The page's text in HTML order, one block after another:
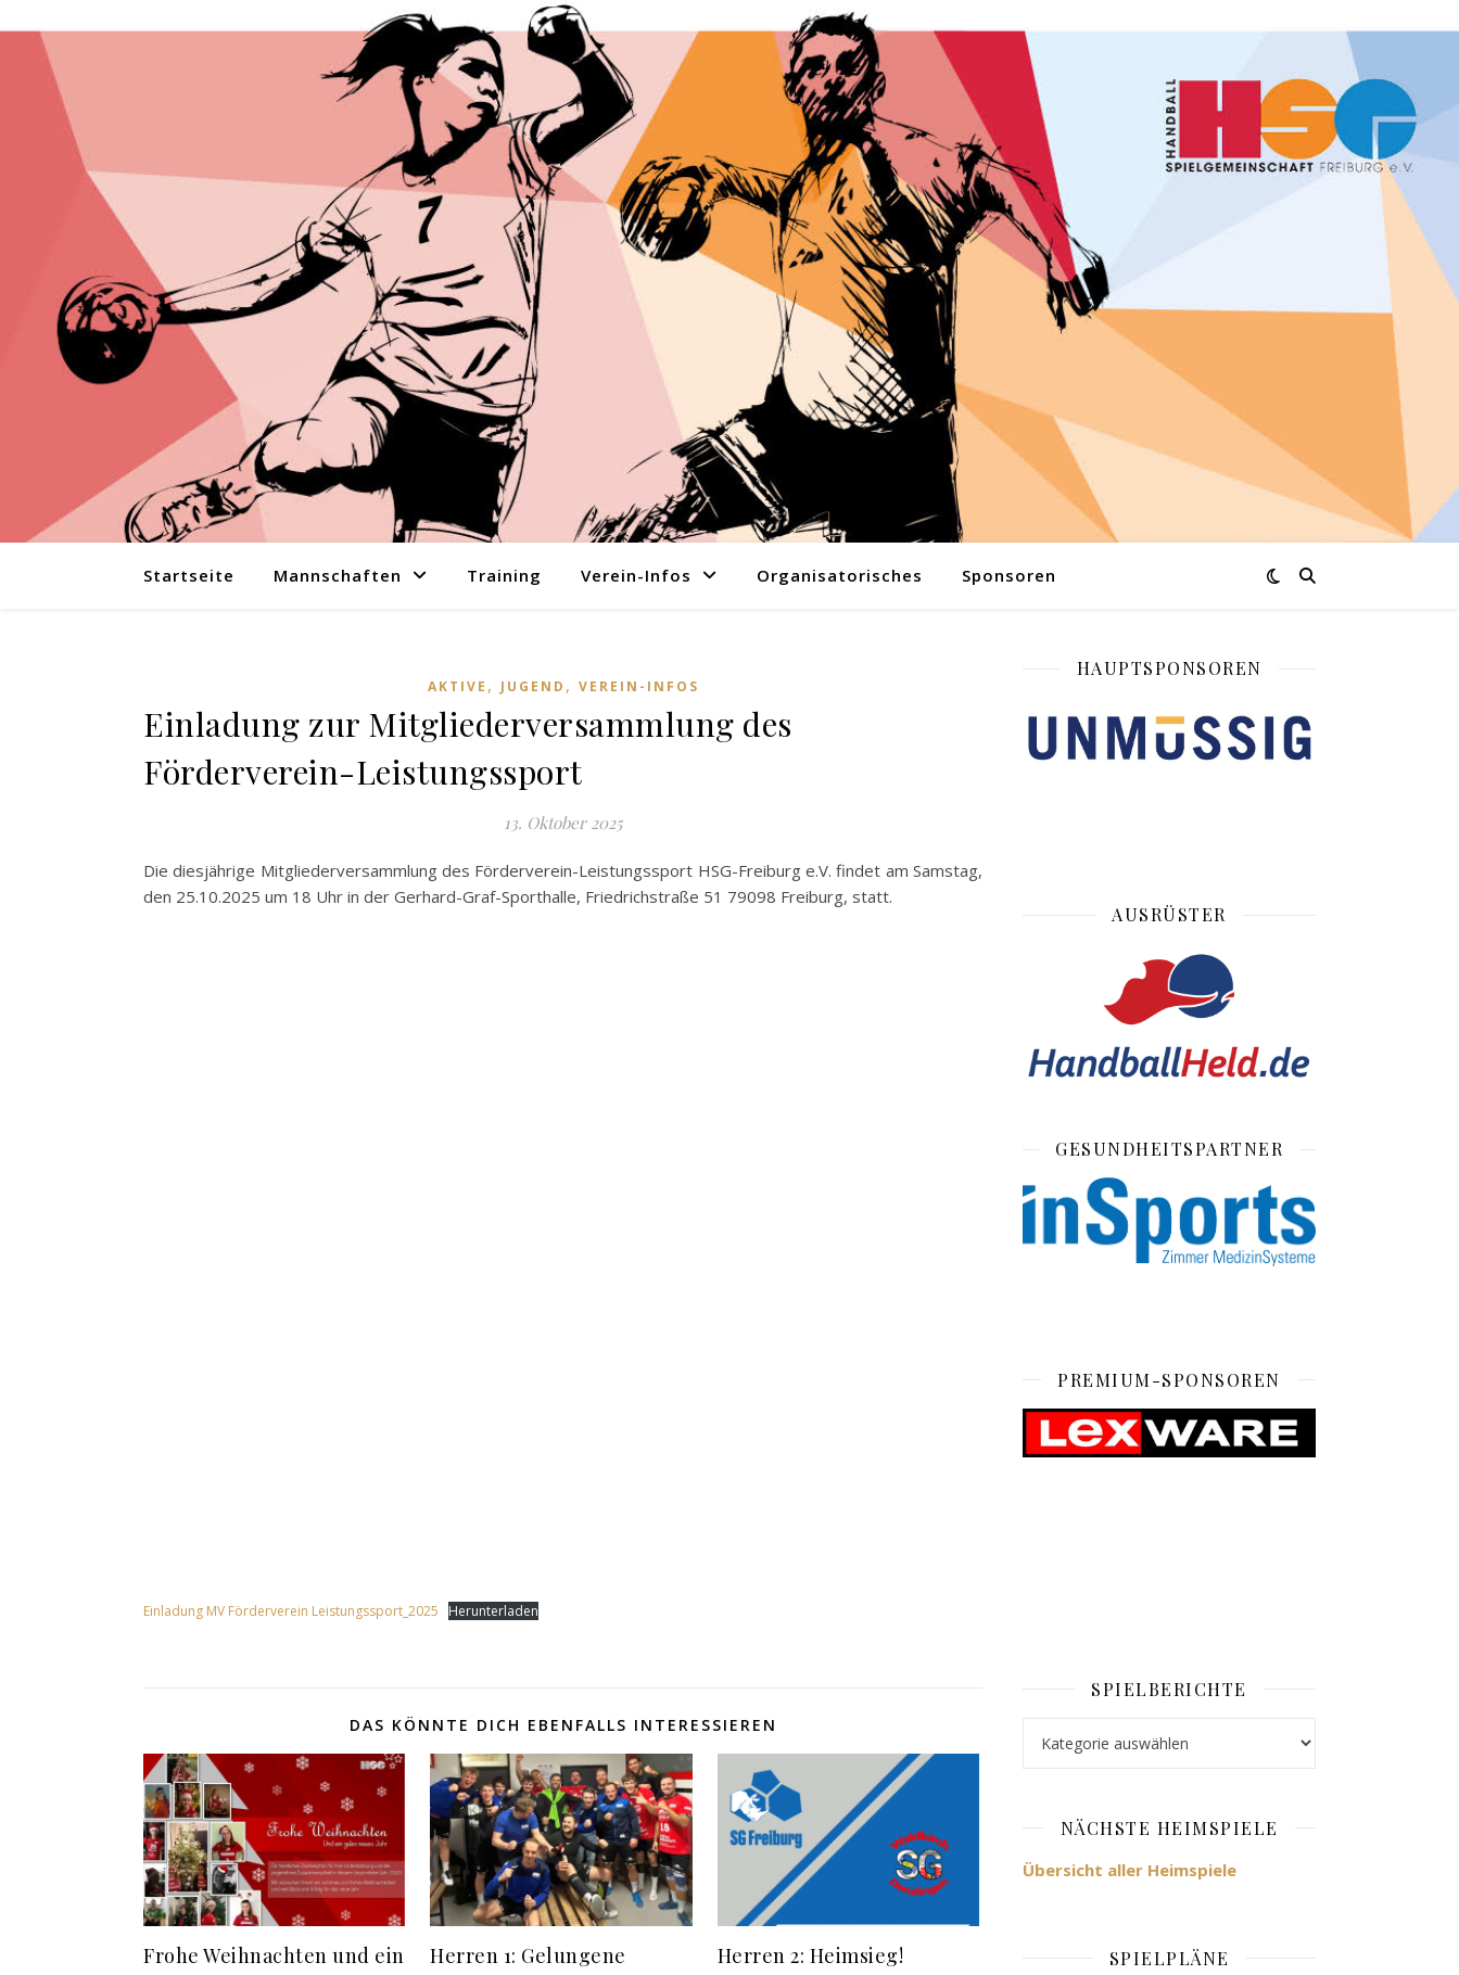
Startseite Mannschaften Training Verein-Infos Organisatorisches Sponsoren
AKTIVE , JUGEND , VEREIN-INFOS
Einladung zur Mitgliederversammlung des
Förderverein-Leistungssport
13. Oktober 2025
Die diesjährige Mitgliederversammlung des Förderverein-Leistungssport HSG-Freiburg e.V. findet am Samstag,
den 25.10.2025 um 18 Uhr in der Gerhard-Graf-Sporthalle, Friedrichstraße 51 79098 Freiburg, statt.
Einladung MV Förderverein Leistungssport_2025 Herunterladen
DAS KÖNNTE DICH EBENFALLS INTERESSIEREN
Frohe Weihnachten und ein
Herren 1: Gelungene
Herren 2: Heimsieg!
HAUPTSPONSOREN
AUSRÜSTER
GESUNDHEITSPARTNER
PREMIUM-SPONSOREN
SPIELBERICHTE
NÄCHSTE HEIMSPIELE
Übersicht aller Heimspiele
SPIELPLÄNE